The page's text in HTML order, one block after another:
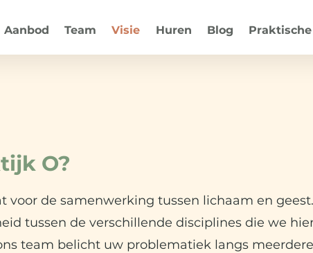
Aanbod Team Visie Huren Blog
O?
voor de samenwerking tussen lichaam en
tussen de verschillende disciplines die we
team belicht uw problematiek langs